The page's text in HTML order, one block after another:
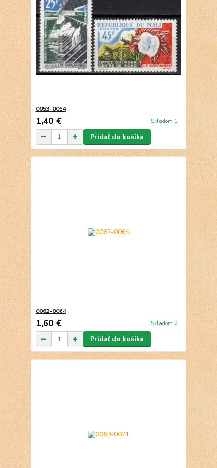
0053-0054
1,40 € Skladom 1
Pridať do košíka
0062-0064
1,60 € Skladom 2
Pridať do košíka